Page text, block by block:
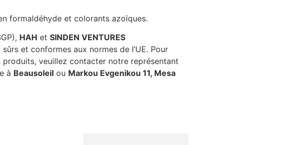
formaldéhyde et colorants azoïques.
HAH et SINDEN VENTURES
et conformes aux normes de l’UE. Pour
veuillez contacter notre représentant
à Beausoleil ou Markou Evgenikou 11, Mesa